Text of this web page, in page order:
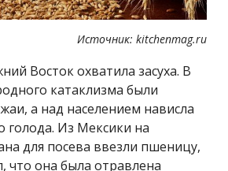
Источник: kitchenmag.ru
Восток охватила засуха. В
катаклизма были
а над населением нависла
голода. Из Мексики на
для посева ввезли пшеницу,
что она была отравлена